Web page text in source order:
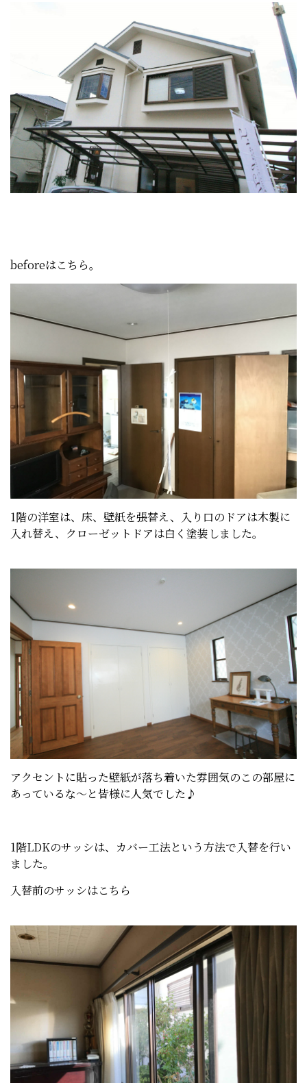
beforeはこちら。
1階の洋室は、床、壁紙を張替え、入り口のドアは木製に
入れ替え、クローゼットドアは白く塗装しました。
アクセントに貼った壁紙が落ち着いた雰囲気のこの部屋に
あっているな～と皆様に人気でした♪
1階LDKのサッシは、カバー工法という方法で入替を行い
ました。
入替前のサッシはこちら